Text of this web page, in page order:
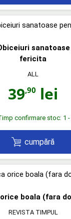
fericita
ALL
39,90 lei
confirmare stoc: 1
cumpără
boala (fara
REVISTA TIMPUL